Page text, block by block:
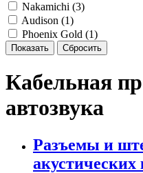
Nakamichi (3)
Audison (1)
Phoenix Gold (1)
Кабельная
автозвука
Разъемы и
акустических